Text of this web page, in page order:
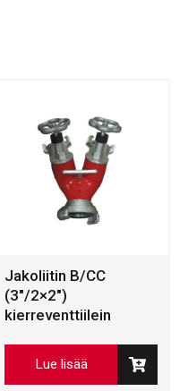
Jakoliitin B/CC
(3″/2×2″)
kierreventtiilein
Lue lisää